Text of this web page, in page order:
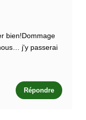
bien!Dommage
j'y passerai
Répondre